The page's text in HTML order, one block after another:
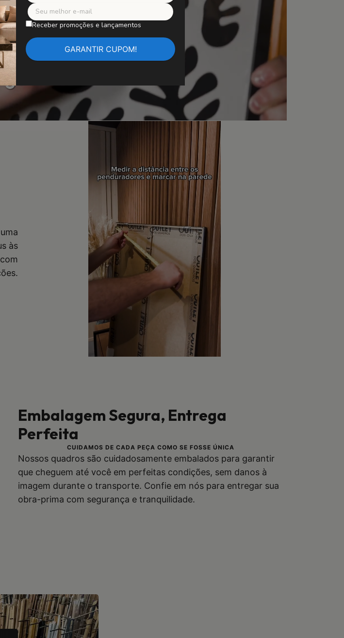
Receber promoções e lançamentos
às
Embalagem Segura, Entrega
Perfeita
CUIDAMOS DE CADA PEÇA COMO SE FOSSE ÚNICA
Nossos quadros são cuidadosamente embalados para garantir
que cheguem até você em perfeitas condições, sem danos à
imagem durante o transporte. Confie em nós para entregar sua
obra-prima com segurança e tranquilidade.